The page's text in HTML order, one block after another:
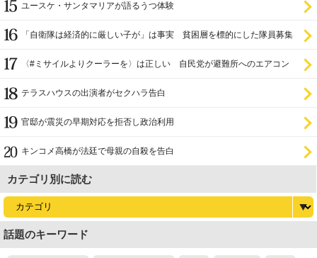
ユースケ・サンタマリアが語るうつ体験
「自衛隊は経済的に厳しい子が」は事実 貧困層を標的にした隊員募集
〈#ミサイルよりクーラーを〉は正しい 自民党が避難所へのエアコン
テラスハウスの出演者がセクハラ告白
官邸が震災の早期対応を拒否し政治利用
キンコメ高橋が法廷で母親の自殺を告白
カテゴリ別に読む
話題のキーワード